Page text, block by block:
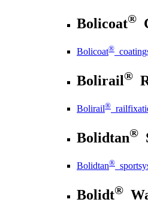
Bolicoat®
Bolicoat®
Bolirail®
Bolirail®
Bolidtan®
Bolidtan®
Bolidt®